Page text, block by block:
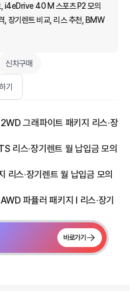
i4eDrive 40 M 스포츠 P2 모의
장기렌트 비교, 리스 추천, BMW
신차구매
기
그래파이트 패키지 리스·장
리스·장기렌트 월 납입금 모의
스·장기렌트 월 납입금 모의
파퓰러 패키지 I 리스·장기
바로가기